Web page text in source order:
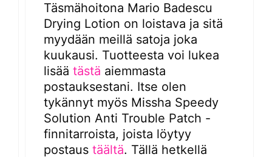
Täsmähoitona Mario Badescu
Drying Lotion on loistava ja sitä
myydään meillä satoja joka
kuukausi. Tuotteesta voi lukea
lisää tästä aiemmasta
postauksestani. Itse olen
tykännyt myös Missha Speedy
Solution Anti Trouble Patch -
finnitarroista, joista löytyy
postaus täältä. Tällä hetkellä